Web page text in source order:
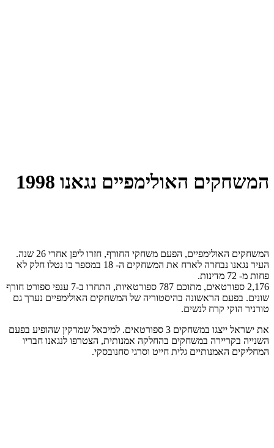
המשחקים האולימפיים נגאנו 1998
המשחקים האולימפיים, הפעם משחקי החורף, חזרו ליפן אחרי 26 שנה.
העיר נגאנו נבחרה לארח את המשחקים ה- 18 במספר בו נטלו חלק לא
פחות מ- 72 מדינות.
2,176 ספורטאים, מתוכם 787 ספורטאיות, התחרו ב-7 ענפי ספורט חורף
שונים. בפעם הראשונה בהיסטוריה של המשחקים האולימפיים נערך גם
טורניר הוקי קרח לנשים.
את ישראל ייצגו במשחקים 3 ספורטאים. למיכאל שמרקין שהופיע בפעם
השנייה בקריירה במשחקים בהחלקה אמנותית, הצטרפו לנגאנו חבריו
המחליקים האמנותיים גלית חייט וסרגי סחנובסקי.